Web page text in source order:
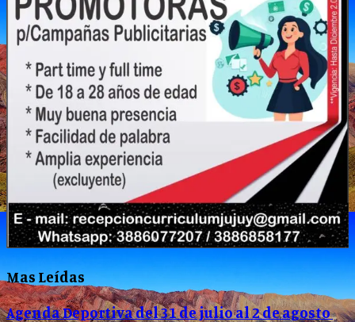
Mas Leídas
Agenda Deportiva del 31 de julio al 2 de agosto